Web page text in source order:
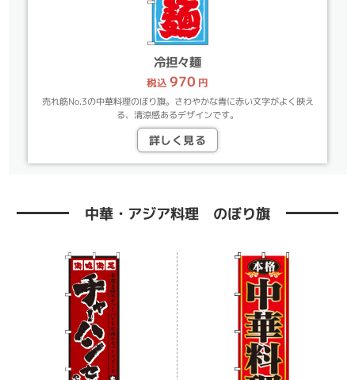
冷担々麺
税込 970 円
売れ筋No.3の中華料理のぼり旗。さわやかな青に赤い文字がよく映え
る、清涼感あるデザインです。
詳しく見る
中華・アジア料理 のぼり旗